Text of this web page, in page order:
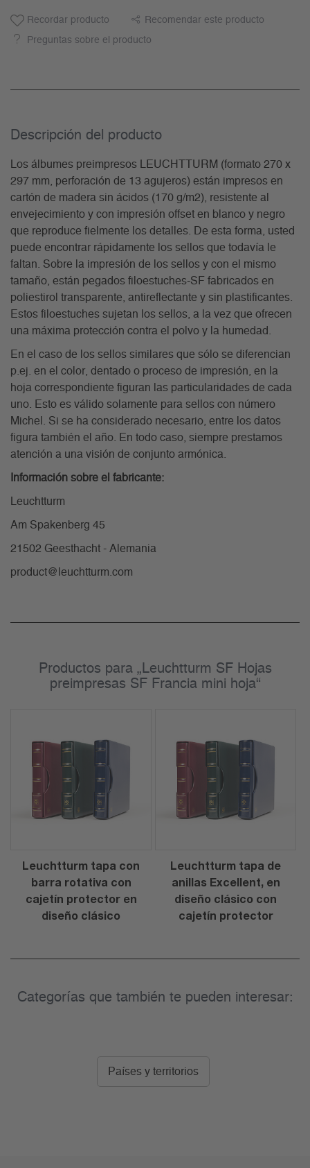
Recordar producto Recomendar este producto
Preguntas sobre el producto
Descripción del producto
Los álbumes preimpresos LEUCHTTURM (formato 270 x
297 mm, perforación de 13 agujeros) están impresos en
cartón de madera sin ácidos (170 g/m2), resistente al
envejecimiento y con impresión offset en blanco y negro
que reproduce fielmente los detalles. De esta forma, usted
puede encontrar rápidamente los sellos que todavía le
faltan. Sobre la impresión de los sellos y con el mismo
tamaño, están pegados filoestuches-SF fabricados en
poliestirol transparente, antireflectante y sin plastificantes.
Estos filoestuches sujetan los sellos, a la vez que ofrecen
una máxima protección contra el polvo y la humedad.
En el caso de los sellos similares que sólo se diferencian
p.ej. en el color, dentado o proceso de impresión, en la
hoja correspondiente figuran las particularidades de cada
uno. Esto es válido solamente para sellos con número
Michel. Si se ha considerado necesario, entre los datos
figura también el año. En todo caso, siempre prestamos
atención a una visión de conjunto armónica.
Información sobre el fabricante:
Leuchtturm
Am Spakenberg 45
21502 Geesthacht - Alemania
product@leuchtturm.com
Productos para „Leuchtturm SF Hojas
preimpresas SF Francia mini hoja“
Leuchtturm tapa con
barra rotativa con
cajetín protector en
diseño clásico
Leuchtturm tapa de
anillas Excellent, en
diseño clásico con
cajetín protector
Categorías que también te pueden interesar:
Países y territorios